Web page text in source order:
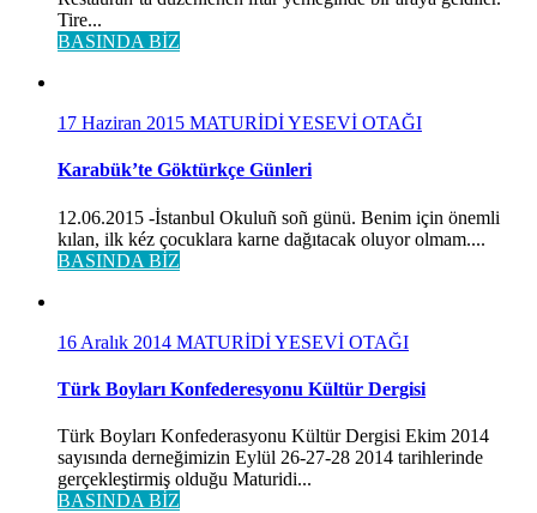
Tire...
BASINDA BİZ
17 Haziran 2015 MATURİDİ YESEVİ OTAĞI
Karabük’te Göktürkçe Günleri
12.06.2015 -İstanbul Okuluñ soñ günü. Benim için önemli
kılan, ilk kéz çocuklara karne dağıtacak oluyor olmam....
BASINDA BİZ
16 Aralık 2014 MATURİDİ YESEVİ OTAĞI
Türk Boyları Konfederesyonu Kültür Dergisi
Türk Boyları Konfederasyonu Kültür Dergisi Ekim 2014
sayısında derneğimizin Eylül 26-27-28 2014 tarihlerinde
gerçekleştirmiş olduğu Maturidi...
BASINDA BİZ